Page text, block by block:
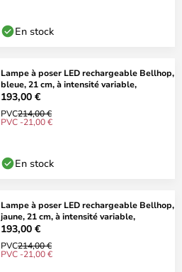
En stock
Lampe à poser LED rechargeable Bellhop,
bleue, 21 cm, à intensité variable,
193,00 €
PVC214,00 €
PVC -21,00 €
En stock
Lampe à poser LED rechargeable Bellhop,
jaune, 21 cm, à intensité variable,
193,00 €
PVC214,00 €
PVC -21,00 €